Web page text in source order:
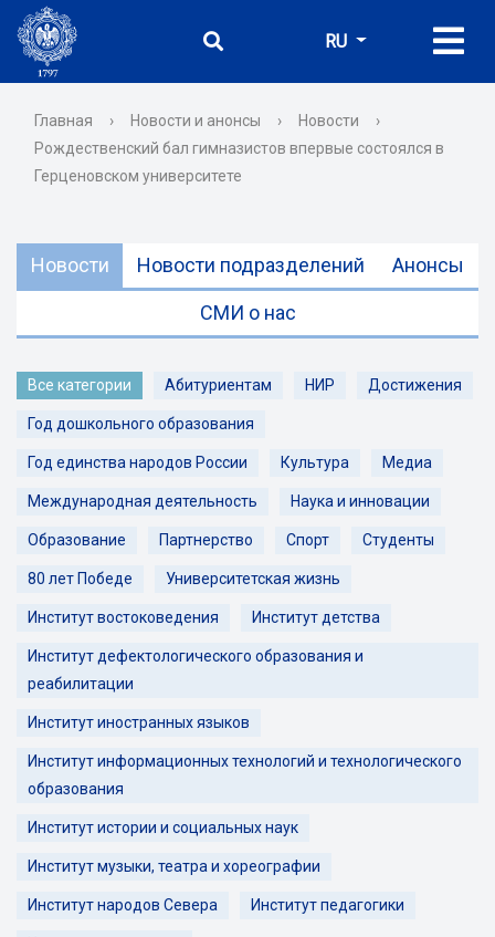
RU
Главная › Новости и анонсы › Новости
›
Рождественский бал гимназистов впервые состоялся в
Герценовском университете
Новости Новости подразделений Анонсы
СМИ о нас
Все категории Абитуриентам НИР Достижения
Год дошкольного образования
Год единства народов России Культура Медиа
Международная деятельность Наука и инновации
Образование Партнерство Спорт Студенты
80 лет Победе Университетская жизнь
Институт востоковедения Институт детства
Институт дефектологического образования и
реабилитации
Институт иностранных языков
Институт информационных технологий и технологического
образования
Институт истории и социальных наук
Институт музыки, театра и хореографии
Институт народов Севера Институт педагогики